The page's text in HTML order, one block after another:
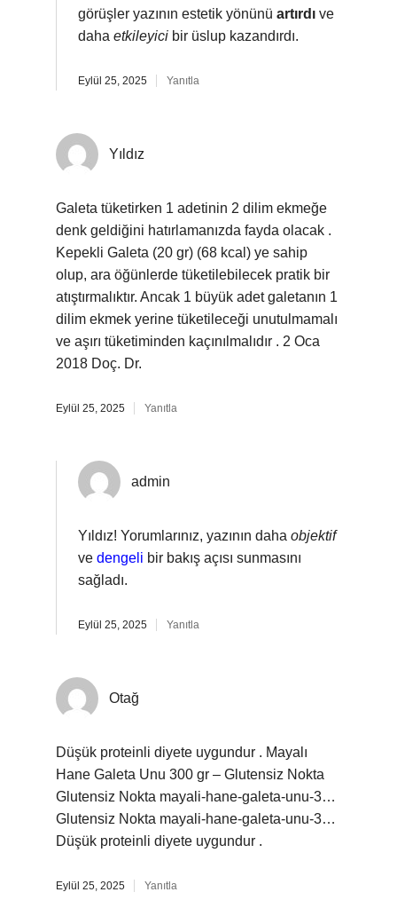
görüşler yazının estetik yönünü artırdı ve
daha etkileyici bir üslup kazandırdı.
Eylül 25, 2025 Yanıtla
Yıldız
Galeta tüketirken 1 adetinin 2 dilim ekmeğe
denk geldiğini hatırlamanızda fayda olacak .
Kepekli Galeta (20 gr) (68 kcal) ye sahip
olup, ara öğünlerde tüketilebilecek pratik bir
atıştırmalıktır. Ancak 1 büyük adet galetanın 1
dilim ekmek yerine tüketileceği unutulmamalı
ve aşırı tüketiminden kaçınılmalıdır . 2 Oca
2018 Doç. Dr.
Eylül 25, 2025 Yanıtla
admin
Yıldız! Yorumlarınız, yazının daha objektif
ve dengeli bir bakış açısı sunmasını
sağladı.
Eylül 25, 2025 Yanıtla
Otağ
Düşük proteinli diyete uygundur . Mayalı
Hane Galeta Unu 300 gr – Glutensiz Nokta
Glutensiz Nokta mayali-hane-galeta-unu-3…
Glutensiz Nokta mayali-hane-galeta-unu-3…
Düşük proteinli diyete uygundur .
Eylül 25, 2025 Yanıtla